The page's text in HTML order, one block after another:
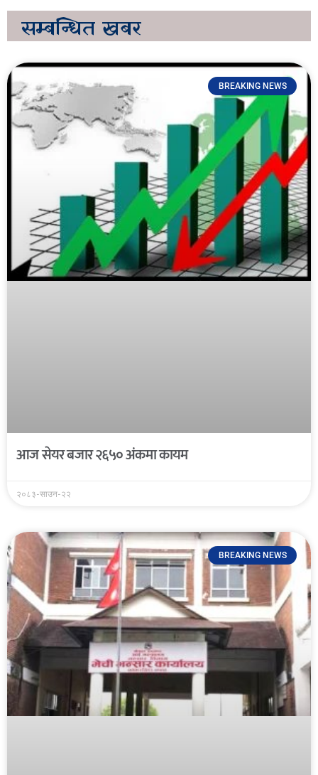
सम्बन्धित खबर
BREAKING NEWS
आज सेयर बजार २६५० अंकमा कायम
२०८३-साउन-२२
BREAKING NEWS